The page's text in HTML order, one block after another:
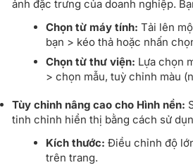
ảnh đặc trưng của doanh nghiệp.
Chọn từ máy tính: Tải lên
bạn > kéo thả hoặc nhấn
Chọn từ thư viện: Lựa chọn
> chọn mẫu, tuỳ chỉnh màu
Tùy chỉnh nâng cao cho Hình nền:
tinh chỉnh hiển thị bằng cách sử
Kích thước: Điều chỉnh độ
trên trang.